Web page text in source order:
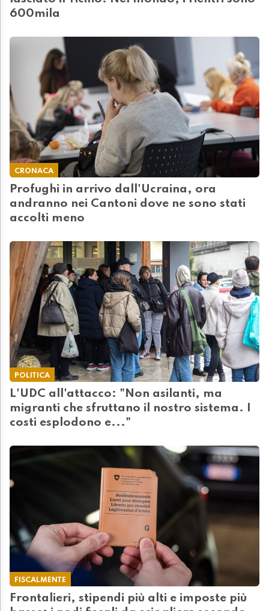
600mila
CRONACA
Profughi in arrivo dall'Ucraina, ora
andranno nei Cantoni dove ne sono stati
accolti meno
POLITICA
L'UDC all'attacco: "Non asilanti, ma
migranti che sfruttano il nostro sistema. I
costi esplodono e..."
FISCALMENTE
Frontalieri, stipendi più alti e imposte più